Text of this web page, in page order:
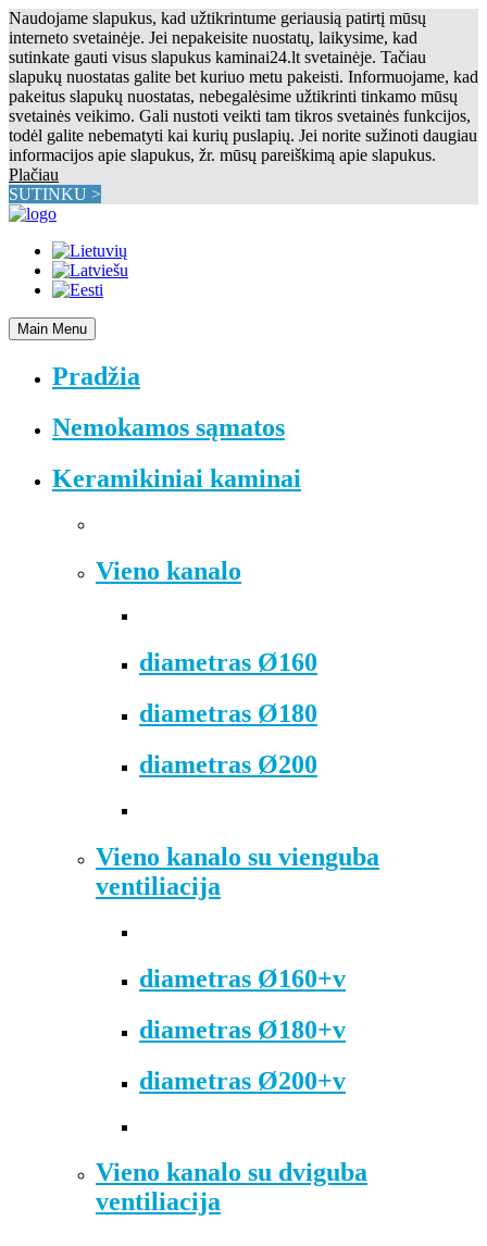
Naudojame slapukus, kad užtikrintume geriausią patirtį mūsų
interneto svetainėje. Jei nepakeisite nuostatų, laikysime, kad
sutinkate gauti visus slapukus kaminai24.lt svetainėje. Tačiau
slapukų nuostatas galite bet kuriuo metu pakeisti. Informuojame, kad
pakeitus slapukų nuostatas, nebegalėsime užtikrinti tinkamo mūsų
svetainės veikimo. Gali nustoti veikti tam tikros svetainės funkcijos,
todėl galite nebematyti kai kurių puslapių. Jei norite sužinoti daugiau
informacijos apie slapukus, žr. mūsų pareiškimą apie slapukus.
Plačiau
SUTINKU >
Main Menu
Pradžia
Nemokamos sąmatos
Keramikiniai kaminai
Vieno kanalo
diametras Ø160
diametras Ø180
diametras Ø200
Vieno kanalo su vienguba
ventiliacija
diametras Ø160+v
diametras Ø180+v
diametras Ø200+v
Vieno kanalo su dviguba
ventiliacija